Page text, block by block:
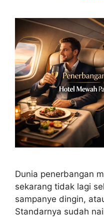
Dunia penerbangan
sekarang tidak lagi
sampanye dingin,
Standarnya sudah